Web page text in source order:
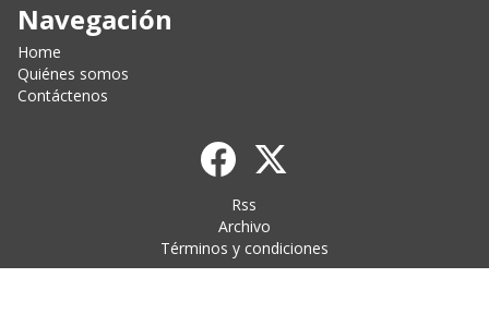
Navegación
Home
Quiénes somos
Contáctenos
Rss
Archivo
Términos y condiciones